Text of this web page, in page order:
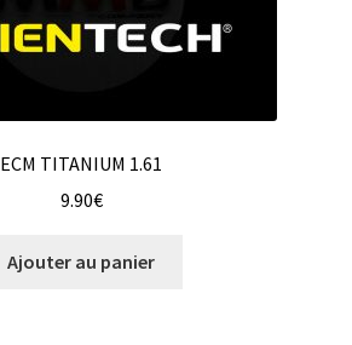
ECM TITANIUM 1.61
9.90€
Ajouter au panier